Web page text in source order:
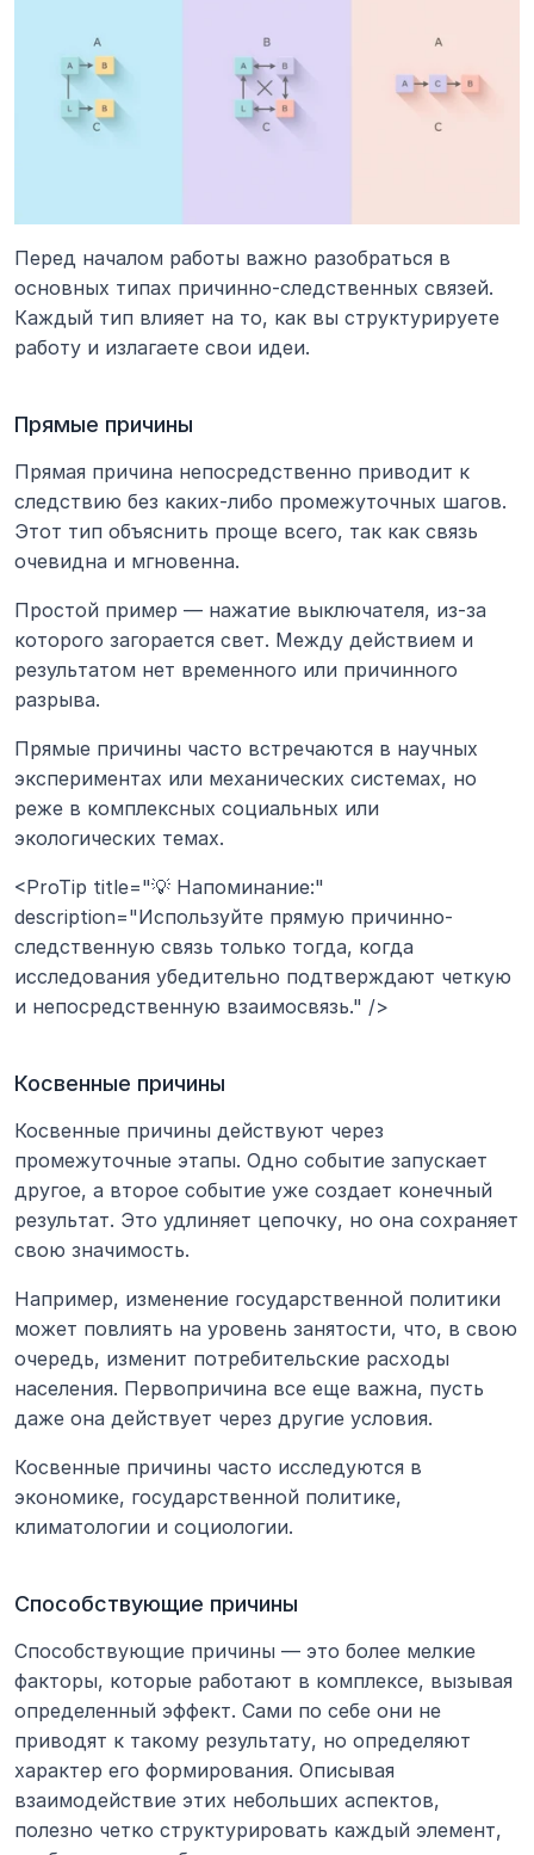
Перед началом работы важно разобраться в
основных типах причинно-следственных связей.
Каждый тип влияет на то, как вы структурируете
работу и излагаете свои идеи.
Прямые причины
Прямая причина непосредственно приводит к
следствию без каких-либо промежуточных шагов.
Этот тип объяснить проще всего, так как связь
очевидна и мгновенна.
Простой пример — нажатие выключателя, из-за
которого загорается свет. Между действием и
результатом нет временного или причинного
разрыва.
Прямые причины часто встречаются в научных
экспериментах или механических системах, но
реже в комплексных социальных или
экологических темах.
<ProTip title="💡 Напоминание:"
description="Используйте прямую причинно-
следственную связь только тогда, когда
исследования убедительно подтверждают четкую
и непосредственную взаимосвязь." />
Косвенные причины
Косвенные причины действуют через
промежуточные этапы. Одно событие запускает
другое, а второе событие уже создает конечный
результат. Это удлиняет цепочку, но она сохраняет
свою значимость.
Например, изменение государственной политики
может повлиять на уровень занятости, что, в свою
очередь, изменит потребительские расходы
населения. Первопричина все еще важна, пусть
даже она действует через другие условия.
Косвенные причины часто исследуются в
экономике, государственной политике,
климатологии и социологии.
Способствующие причины
Способствующие причины — это более мелкие
факторы, которые работают в комплексе, вызывая
определенный эффект. Сами по себе они не
приводят к такому результату, но определяют
характер его формирования. Описывая
взаимодействие этих небольших аспектов,
полезно четко структурировать каждый элемент,